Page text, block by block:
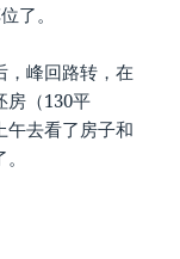
了。
，峰回路转，在
房（130平
午去看了房子和